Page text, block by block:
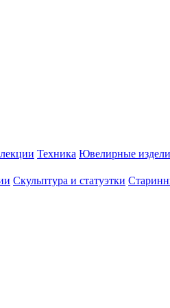
Техника Ювелирные
Скульптура и статуэтки